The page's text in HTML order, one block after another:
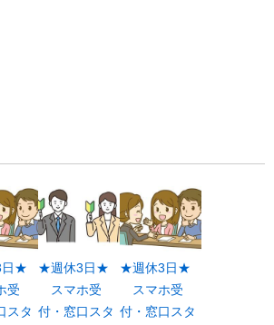
日★
受
スタ
★週休3日★
スマホ受
付・窓口スタ
★週休3日★
スマホ受
付・窓口スタ